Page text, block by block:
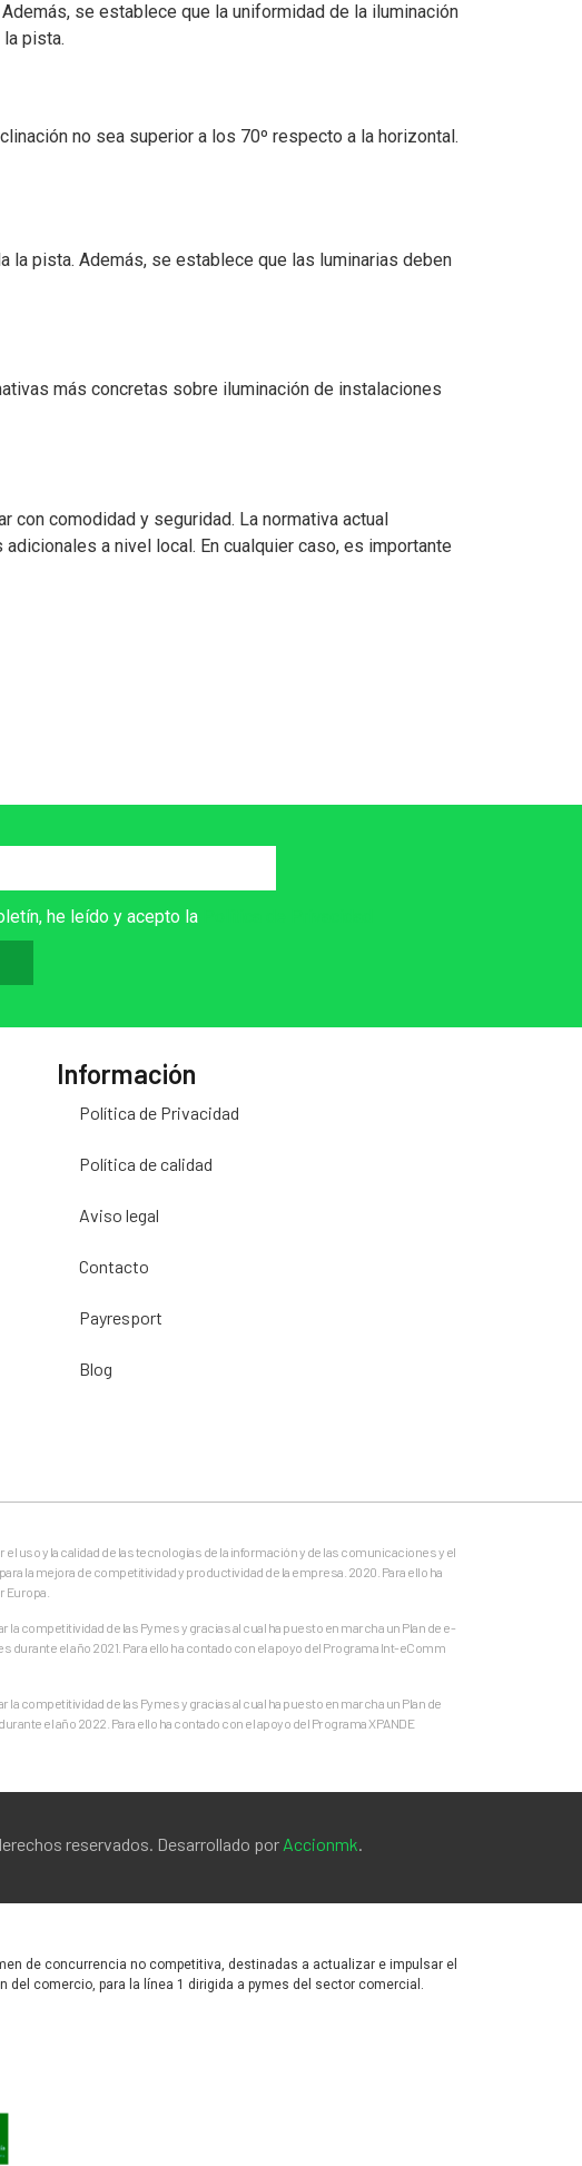
se establece que la uniformidad de la iluminación
pista.
no sea superior a los 70º respecto a la horizontal.
la pista. Además, se establece que las luminarias deben
más concretas sobre iluminación de instalaciones
con comodidad y seguridad. La normativa actual
a nivel local. En cualquier caso, es importante
he leído y acepto la
Información
Política de Privacidad
Política de calidad
Aviso legal
Contacto
Payresport
Blog
uso y la calidad de las tecnologías de la información y de las comunicaciones y el
la mejora de competitividad y productividad de la empresa. 2020. Para ello ha
Europa.
competitividad de las Pymes y gracias al cual ha puesto en marcha un Plan de e-
el año 2021. Para ello ha contado con el apoyo del Programa Int-eComm
competitividad de las Pymes y gracias al cual ha puesto en marcha un Plan de
el año 2022. Para ello ha contado con el apoyo del Programa XPANDE
reservados. Desarrollado por Accionmk.
de concurrencia no competitiva, destinadas a actualizar e impulsar el
comercio, para la línea 1 dirigida a pymes del sector comercial.